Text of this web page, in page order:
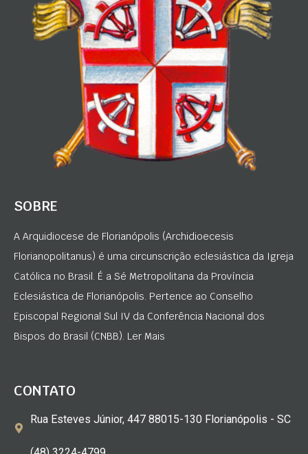
SOBRE
A Arquidiocese de Florianópolis (Archidioecesis
Florianopolitanus) é uma circunscrição eclesiástica da Igreja
Católica no Brasil. É a Sé Metropolitana da Província
Eclesiástica de Florianópolis. Pertence ao Conselho
Episcopal Regional Sul IV da Conferência Nacional dos
Bispos do Brasil (CNBB). Ler Mais
CONTATO
Rua Esteves Júnior, 447 88015-130 Florianópolis - SC